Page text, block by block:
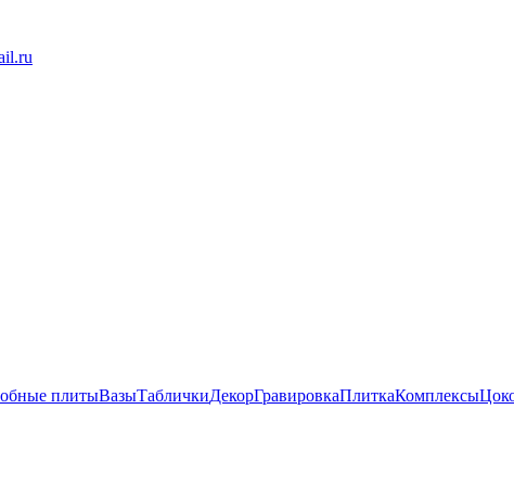
плитыВазыТабличкиДекорГравировкаПлиткаКомплексы